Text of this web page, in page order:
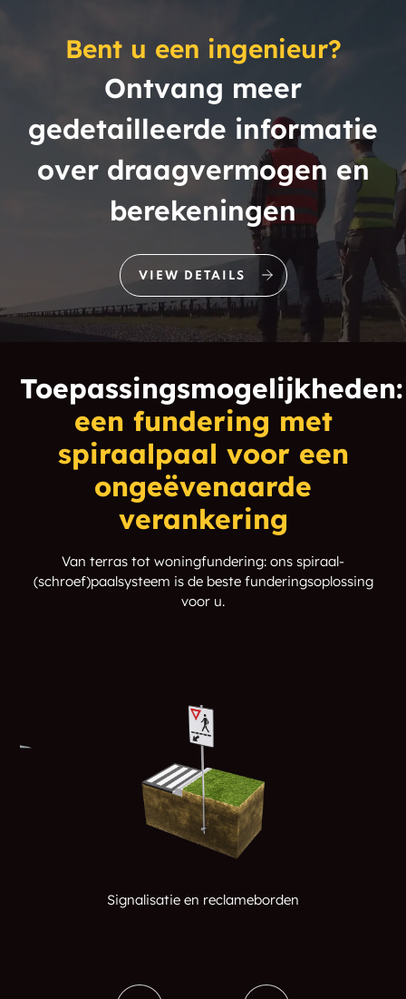
Bent u een ingenieur?
Ontvang meer
gedetailleerde informatie
over draagvermogen en
berekeningen
VIEW DETAILS
Toepassingsmogelijkheden:
een fundering met
spiraalpaal voor een
ongeëvenaarde
verankering
Van terras tot woningfundering: ons spiraal-
(schroef)paalsysteem is de beste funderingsoplossing
voor u.
Signalisatie en reclameborden